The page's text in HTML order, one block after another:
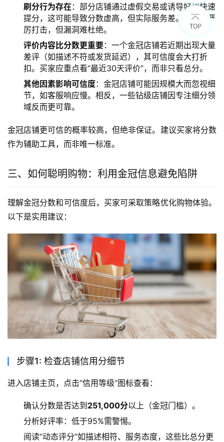
刷分行为存在：部分店铺通过虚假交易或诱导好评快速
提分，这可能导致分数虚高，但实际服务差。淘宝虽严
厉打击，但漏洞难杜绝。
评价内容比分数更重要：一个金冠店铺若近期出现大量
差评（如描述不符或发货延迟），其可信度会大打折
扣。买家应重点看“最近30天评价”，而非只看总分。
其他因素影响可信度：金冠店铺可能因规模大而忽视细
节，如客服响应慢。相反，一些钻级店铺因专注细分领
域反而更可靠。
金冠店铺更可信的概率较高，但绝非保证。建议买家将分数
作为辅助工具，而非唯一标准。
三、如何聪明购物：利用金冠信息避免陷阱
理解金冠分数和可信度后，买家可采取策略优化购物体验。
以下是实用建议：
步骤1: 检查店铺信用分细节
进入店铺主页，点击“信用等级”图标查看：
确认分数是否达到251,000分以上（金冠门槛）。
分析好评率：低于95%需警惕。
阅读“动态评分”如描述相符、服务态度，这些比总分更